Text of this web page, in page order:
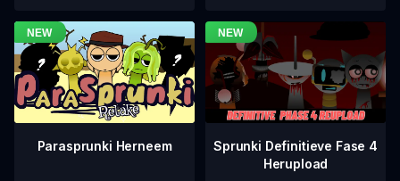
Parasprunki Herneem
Sprunki Definitieve Fase 4
Herupload